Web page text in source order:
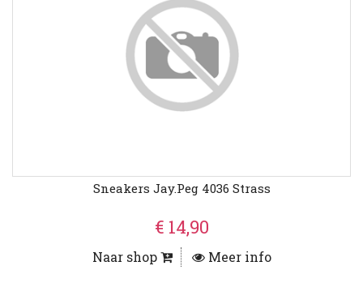
Sneakers Jay.peg 4036 Strass
€ 14,90
Naar shop Meer info